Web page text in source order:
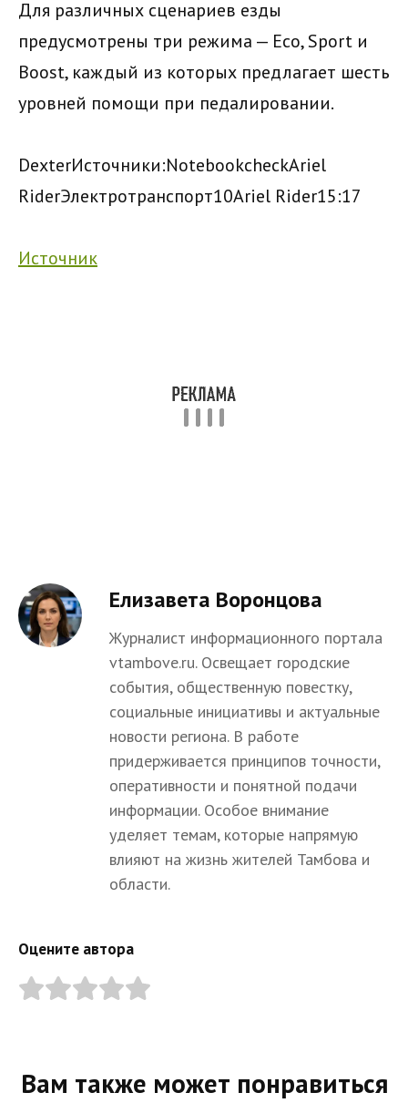
Для различных сценариев езды
предусмотрены три режима — Eco, Sport и
Boost, каждый из которых предлагает шесть
уровней помощи при педалировании.
DexterИсточники:NotebookcheckAriel
RiderЭлектротранспорт10Ariel Rider15:17
Источник
Елизавета Воронцова
Журналист информационного портала
vtambove.ru. Освещает городские
события, общественную повестку,
социальные инициативы и актуальные
новости региона. В работе
придерживается принципов точности,
оперативности и понятной подачи
информации. Особое внимание
уделяет темам, которые напрямую
влияют на жизнь жителей Тамбова и
области.
Оцените автора
Вам также может понравиться